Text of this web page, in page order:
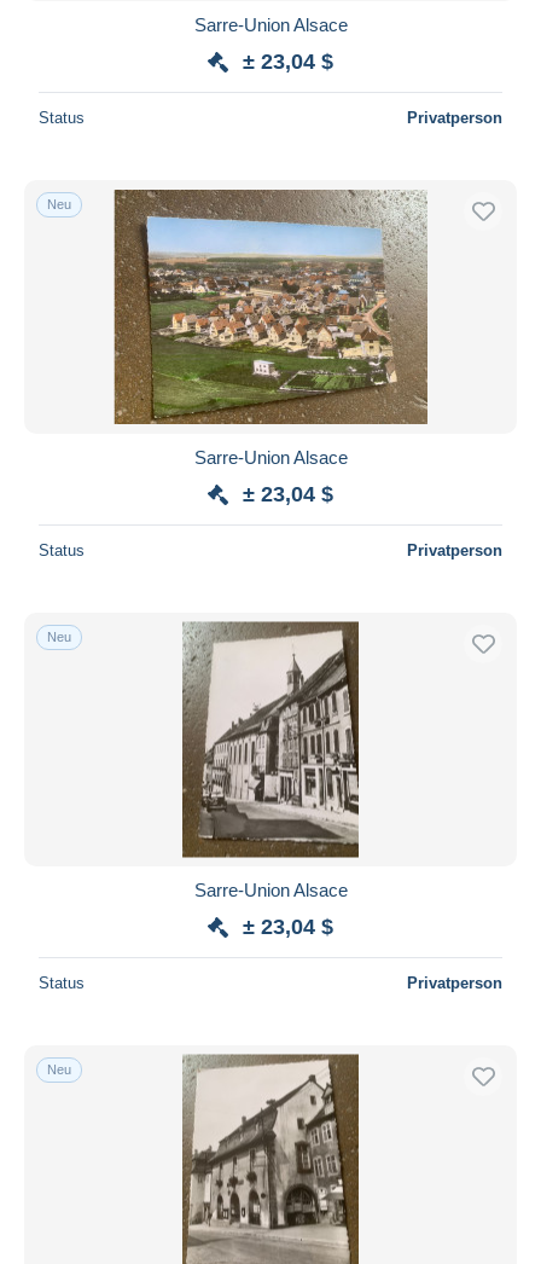
Sarre-Union Alsace
± 23,04 $
Status Privatperson
Neu
Sarre-Union Alsace
± 23,04 $
Status Privatperson
Neu
Sarre-Union Alsace
± 23,04 $
Status Privatperson
Neu